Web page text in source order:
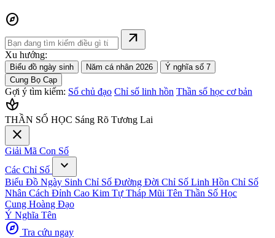
explore
arrow_outward
Xu hướng:
Biểu đồ ngày sinh Năm cá nhân 2026
Ý nghĩa số 7
Cung Bọ Cạp
Gợi ý tìm kiếm: Số chủ đạo Chỉ số linh hồn Thần số học cơ bản
spa
THẦN SỐ HỌC Sáng Rõ Tương Lai
close
Giải Mã Con Số
Các Chỉ Số
expand_more
Biểu Đồ Ngày Sinh Chỉ Số Đường Đời Chỉ Số Linh Hồn Chỉ Số
Nhân Cách Đỉnh Cao Kim Tự Tháp Mũi Tên Thần Số Học
Cung Hoàng Đạo
Ý Nghĩa Tên
explore Tra cứu ngay